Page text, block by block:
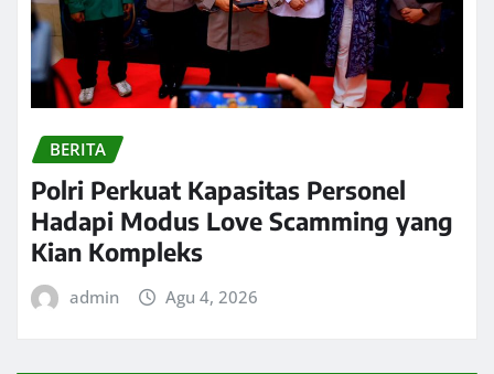
BERITA
Polri Perkuat Kapasitas Personel
Hadapi Modus Love Scamming yang
Kian Kompleks
admin Agu 4, 2026